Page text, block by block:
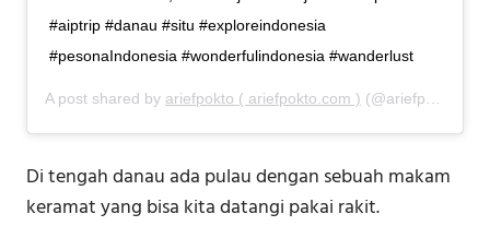
#aiptrip #danau #situ #exploreindonesia
#pesonaIndonesia #wonderfulindonesia #wanderlust
A post shared by ariefpokto ( ariefpokto.com ) (@ariefpokto) on
Di tengah danau ada pulau dengan sebuah makam
keramat yang bisa kita datangi pakai rakit.